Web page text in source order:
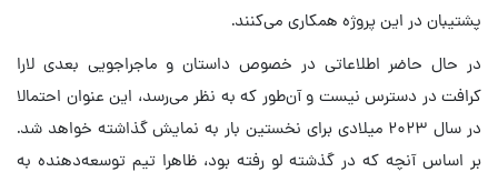
پشتیبان در این پروژه همکاری می‌کنند.
در حال حاضر اطلاعاتی در خصوص داستان و ماجراجویی بعدی لارا
کرافت در دسترس نیست و آن‌طور که به نظر می‌رسد، این عنوان احتمالا
در سال ۲۰۲۳ میلادی برای نخستین بار به نمایش گذاشته خواهد شد.
بر اساس آنچه که در گذشته لو رفته بود، ظاهرا تیم توسعه‌دهنده به